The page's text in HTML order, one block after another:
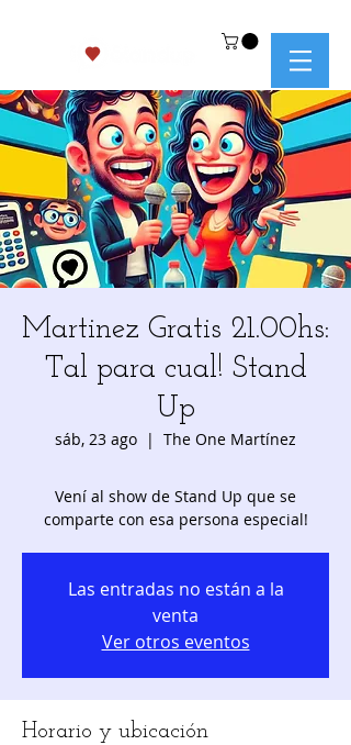
Martinez Gratis 21.00hs:
Tal para cual! Stand
Up
sáb, 23 ago
  |
The One Martínez
Vení al show de Stand Up que se
comparte con esa persona especial!
Las entradas no están a la
venta
Ver otros eventos
Horario y ubicación